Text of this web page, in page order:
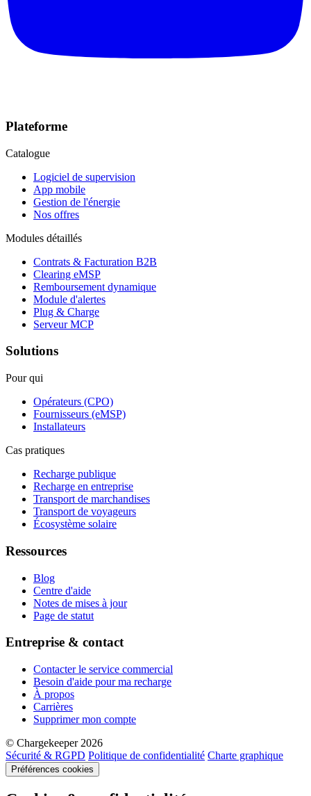
Plateforme
Catalogue
Logiciel de supervision
App mobile
Gestion de l'énergie
Nos offres
Modules détaillés
Contrats & Facturation B2B
Clearing eMSP
Remboursement dynamique
Module d'alertes
Plug & Charge
Serveur MCP
Solutions
Pour qui
Opérateurs (CPO)
Fournisseurs (eMSP)
Installateurs
Cas pratiques
Recharge publique
Recharge en entreprise
Transport de marchandises
Transport de voyageurs
Écosystème solaire
Ressources
Blog
Centre d'aide
Notes de mises à jour
Page de statut
Entreprise & contact
Contacter le service commercial
Besoin d'aide pour ma recharge
À propos
Carrières
Supprimer mon compte
© Chargekeeper 2026
Sécurité & RGPD Politique de confidentialité Charte graphique
Préférences cookies